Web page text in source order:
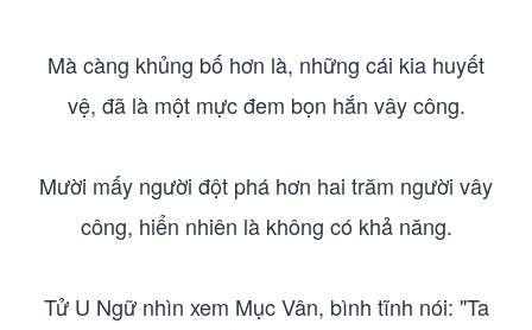
Mà càng khủng bố hơn là, những cái kia huyết
vệ, đã là một mực đem bọn hắn vây công.
Mười mấy người đột phá hơn hai trăm người vây
công, hiển nhiên là không có khả năng.
Tử U Ngữ nhìn xem Mục Vân, bình tĩnh nói: "Ta